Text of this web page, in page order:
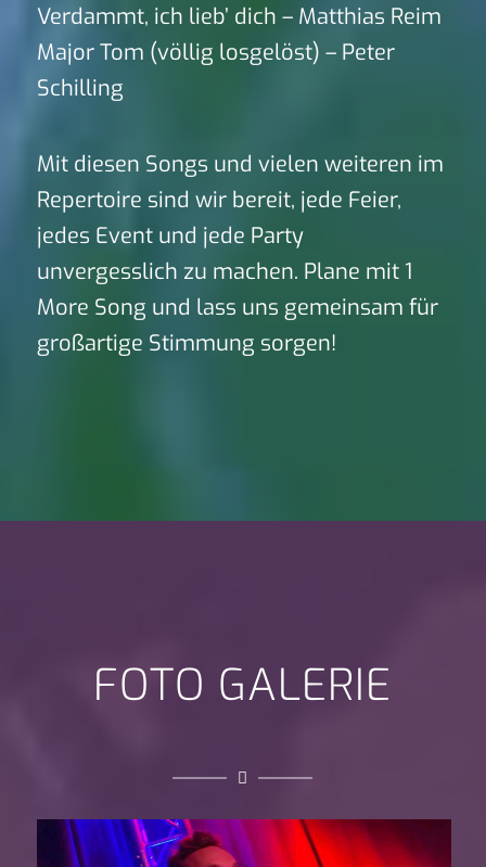
Verdammt, ich lieb’ dich – Matthias Reim
Major Tom (völlig losgelöst) – Peter
Schilling
Mit diesen Songs und vielen weiteren im
Repertoire sind wir bereit, jede Feier,
jedes Event und jede Party
unvergesslich zu machen. Plane mit 1
More Song und lass uns gemeinsam für
großartige Stimmung sorgen!
FOTO GALERIE